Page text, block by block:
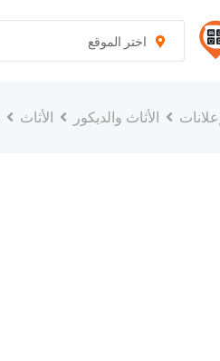
اختر الموقع
الأثاث والديكور الأثاث